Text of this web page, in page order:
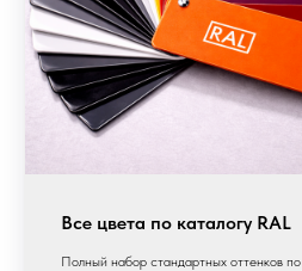
Все цвета по каталогу RAL
Полный набор стандартных оттенков по